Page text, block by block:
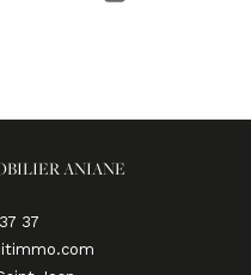
ANIANE
37